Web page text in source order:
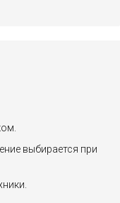
выбирается при